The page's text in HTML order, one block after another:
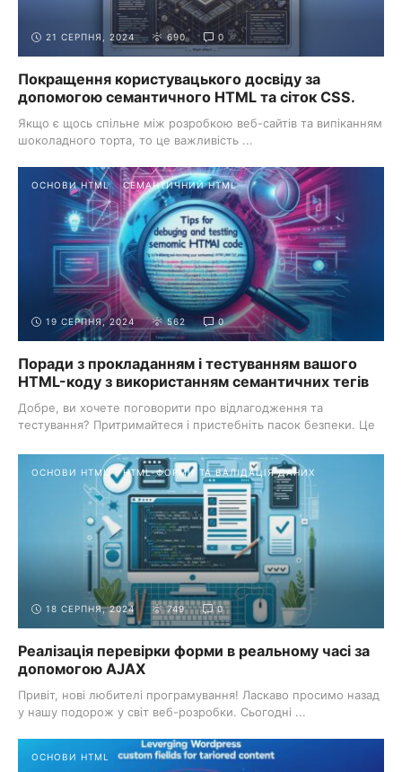
21 СЕРПНЯ, 2024 690 0
Покращення користувацького досвіду за
допомогою семантичного HTML та сіток CSS.
Якщо є щось спільне між розробкою веб-сайтів та випіканням
шоколадного торта, то це важливість ...
ОСНОВИ HTML СЕМАНТИЧНИЙ HTML
19 СЕРПНЯ, 2024 562 0
Поради з прокладанням і тестуванням вашого
HTML-коду з використанням семантичних тегів
Добре, ви хочете поговорити про відлагодження та
тестування? Притримайтеся і пристебніть пасок безпеки. Це
ОСНОВИ HTML HTML-ФОРМИ ТА ВАЛІДАЦІЯ ДАНИХ
18 СЕРПНЯ, 2024 749 0
Реалізація перевірки форми в реальному часі за
допомогою AJAX
Привіт, нові любителі програмування! Ласкаво просимо назад
у нашу подорож у світ веб-розробки. Сьогодні ...
ОСНОВИ HTML